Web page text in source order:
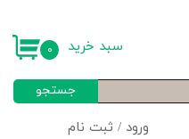
ورود / ثبت نام
جستجو
۰ سبد خرید